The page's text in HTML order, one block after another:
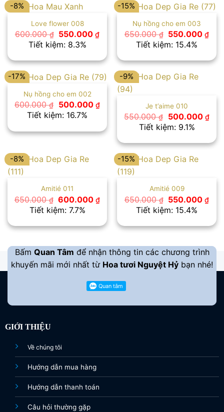
-8%
Love flower 008
600.000₫
Giá
gốc
là:
550.000₫Giá
là:
550.000 ₫.
Tiết kiệm: 8.3%
-15%
Nụ hồng cho em 003
650.000₫
Giá
gốc
là:
550.000₫Giá
là:
Tiết kiệm: 15.4%
-17%
Nụ hồng cho em 002
600.000₫
Giá
gốc
là:
500.000 ₫Giá
hiện
là:
500.000 ₫.
Tiết kiệm: 16.7%
-9%
Je t’aime 010
550.000₫
Giá
gốc
là:
500.000 ₫Giá
hiện
là:
Tiết kiệm: 9.1%
-8%
Amitié 011
650.000₫ Giá
gốc
là:
600.000₫Giá
là:
600.000 ₫.
Tiết kiệm: 7.7%
-15%
Amitié 009
650.000₫
Giá
gốc
là:
550.000₫Giá
là:
Tiết kiệm: 15.4%
Bấm Quan Tâm để nhận thông tin các chương trình
khuyến mãi mới nhất từ Hoa tươi Nguyệt Hỷ bạn nhé!
GIỚI THIỆU
Về chúng tôi
Hướng dẫn mua hàng
Hướng dẫn thanh toán
Câu hỏi thường gặp